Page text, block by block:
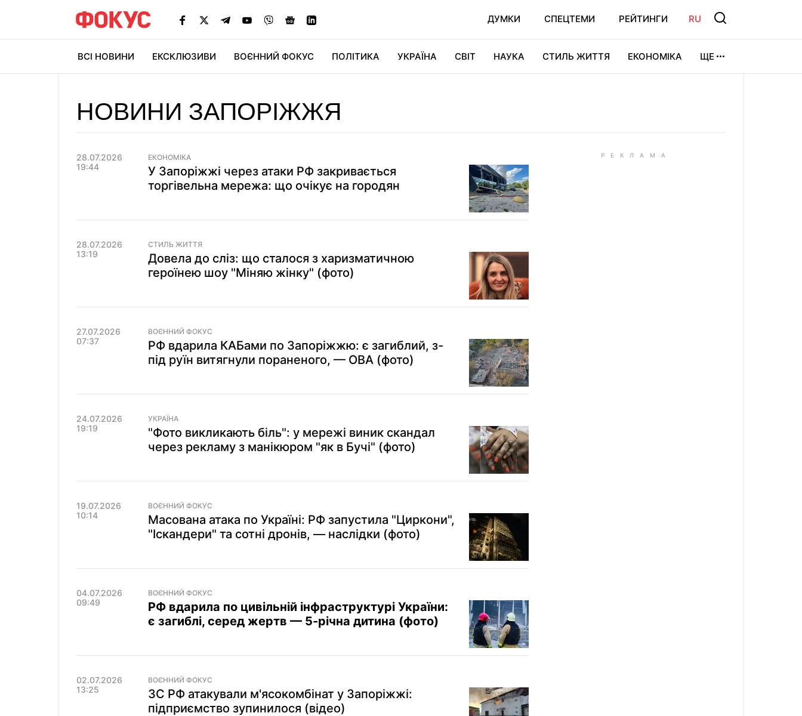
ДУМКИ СПЕЦТЕМИ РЕЙТИНГИ RU
ВСІ НОВИНИ ЕКСКЛЮЗИВИ ВОЄННИЙ ФОКУС ПОЛІТИКА УКРАЇНА СВІТ НАУКА СТИЛЬ ЖИТТЯ ЕКОНОМІКА ЩЕ
НОВИНИ ЗАПОРІЖЖЯ
28.07.2026
19:44
ЕКОНОМІКА
У Запоріжжі через атаки РФ закривається
торгівельна мережа: що очікує на городян
28.07.2026
13:19
СТИЛЬ ЖИТТЯ
Довела до сліз: що сталося з харизматичною
героїнею шоу "Міняю жінку" (фото)
27.07.2026
07:37
ВОЄННИЙ ФОКУС
РФ вдарила КАБами по Запоріжжю: є загиблий, з-
під руїн витягнули пораненого, — ОВА (фото)
24.07.2026
19:19
УКРАЇНА
"Фото викликають біль": у мережі виник скандал
через рекламу з манікюром "як в Бучі" (фото)
19.07.2026
10:14
ВОЄННИЙ ФОКУС
Масована атака по Україні: РФ запустила "Циркони",
"Іскандери" та сотні дронів, — наслідки (фото)
04.07.2026
09:49
ВОЄННИЙ ФОКУС
РФ вдарила по цивільній інфраструктурі України:
є загиблі, серед жертв — 5-річна дитина (фото)
02.07.2026
13:25
ВОЄННИЙ ФОКУС
ЗС РФ атакували м'ясокомбінат у Запоріжжі:
підприємство зупинилося (відео)